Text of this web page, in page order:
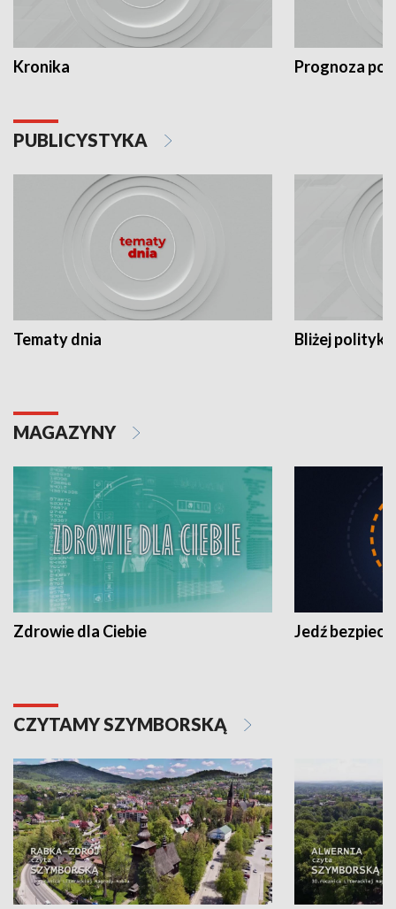
Kronika Prognoza
PUBLICYSTYKA
Tematy dnia Bliżej polityki
MAGAZYNY
Zdrowie dla Ciebie Jedź
CZYTAMY SZYMBORSKĄ